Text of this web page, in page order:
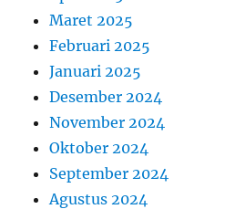
Maret 2025
Februari 2025
Januari 2025
Desember 2024
November 2024
Oktober 2024
September 2024
Agustus 2024